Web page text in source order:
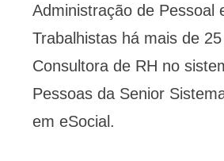
Administração de Pessoal
Trabalhistas há mais de
Consultora de RH no
Pessoas da Senior
em eSocial.